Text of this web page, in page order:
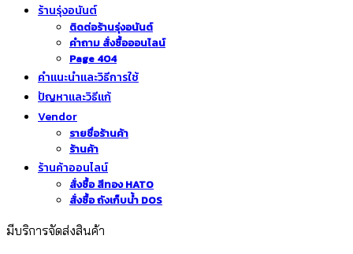
ร้านรุ่งอนันต์
ติดต่อร้านรุ่งอนันต์
คำถาม สั่งซื้อออนไลน์
Page 404
คำแนะนำและวิธีการใช้
ปัญหาและวิธีแก้
Vendor
รายชื่อร้านค้า
ร้านค้า
ร้านค้าออนไลน์
สั่งซื้อ สีทอง HATO
สั่งซื้อ ถังเก็บน้ำ DOS
มีบริการจัดส่งสินค้า